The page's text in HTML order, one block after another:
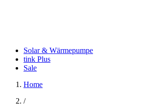
Solar & Wärmepumpe
tink Plus
Sale
Home
/